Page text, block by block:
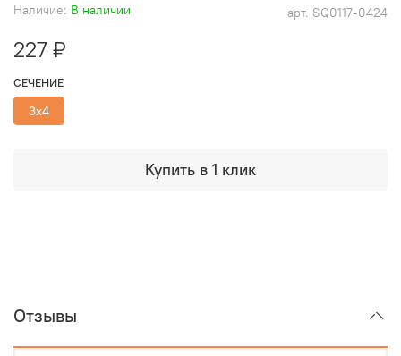
арт. SQ0117-0424
Наличие: В наличии
227 ₽
Купить в 1 клик
СЕЧЕНИЕ
3х4
Отзывы